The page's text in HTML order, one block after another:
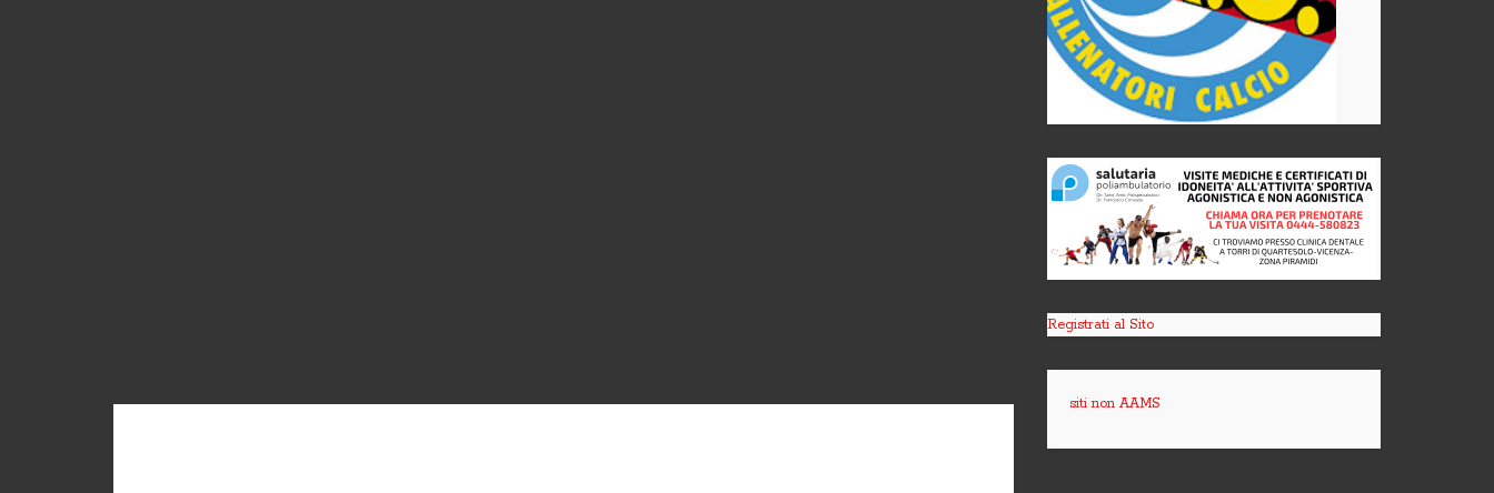
Registrati al Sito
siti non AAMS